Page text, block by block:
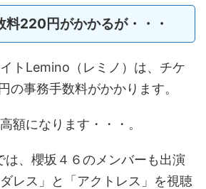
220円がかかるが・・・
トLemino（レミノ）は、チケ
の事務手数料がかかります。
額になります・・・。
、櫻坂４６のメンバーも出演
レス」と「アクトレス」を視聴